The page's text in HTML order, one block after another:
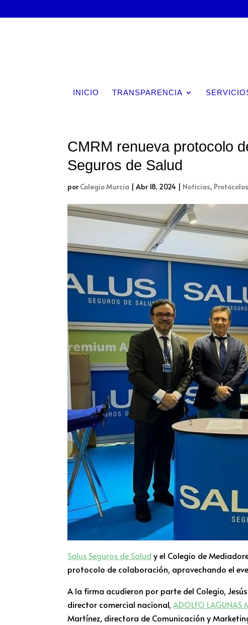
INICIO TRANSPARENCIA
CMRM renueva protocolo
Seguros de Salud
por Colegio Murcia |Abr 18, 2024 | Noticias, Protocolos
Salus Seguros de Salud y el Colegio de
protocolo de colaboración, aprovechando el
A la firma acudieron por parte del Colegio,
director comercial nacional,ADOLFO LAGUNAS
Martínez, directora de Comunicación y